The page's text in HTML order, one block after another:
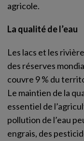
agricole.
La qualité de l’eau
Les lacs et les
des réserves
couvre 9 % du
Le maintien de la
essentiel de
pollution de l’eau
engrais, des